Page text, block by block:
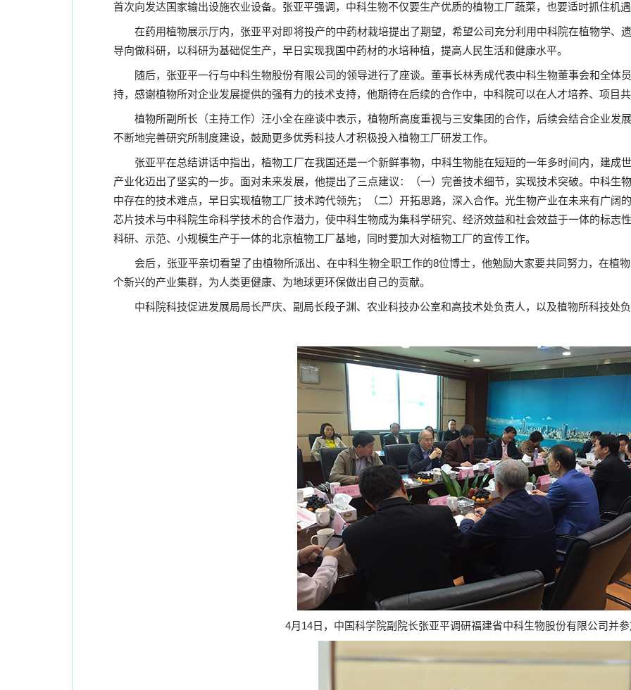
首次向发达国家输出设施农业设备。张亚平强调，中科生物不仅要生产优质的植物工厂蔬菜，也要适时抓住机
在药用植物展示厅内，张亚平对即将投产的中药材栽培提出了期望，希望公司充分利用中科院在植物学、
导向做科研，以科研为基础促生产，早日实现我国中药材的水培种植，提高人民生活和健康水平。
随后，张亚平一行与中科生物股份有限公司的领导进行了座谈。董事长林秀成代表中科生物董事会和全体
持，感谢植物所对企业发展提供的强有力的技术支持，他期待在后续的合作中，中科院可以在人才培养、项目
植物所副所长（主持工作）汪小全在座谈中表示，植物所高度重视与三安集团的合作，后续会结合企业发
不断地完善研究所制度建设，鼓励更多优秀科技人才积极投入植物工厂研发工作。
张亚平在总结讲话中指出，植物工厂在我国还是一个新鲜事物，中科生物能在短短的一年多时间内，建成
产业化迈出了坚实的一步。面对未来发展，他提出了三点建议：（一）完善技术细节，实现技术突破。中科生
中存在的技术难点，早日实现植物工厂技术跨代领先；（二）开拓思路，深入合作。光生物产业在未来有广阔
芯片技术与中科院生命科学技术的合作潜力，使中科生物成为集科学研究、经济效益和社会效益于一体的标志
科研、示范、小规模生产于一体的北京植物工厂基地，同时要加大对植物工厂的宣传工作。
会后，张亚平亲切看望了由植物所派出、在中科生物全职工作的8位博士，他勉励大家要共同努力，在植
个新兴的产业集群，为人类更健康、为地球更环保做出自己的贡献。
中科院科技促进发展局局长严庆、副局长段子渊、农业科技办公室和高技术处负责人，以及植物所科技处
4月 14日，中国科学院副院长张亚平调研福建省中科生物股份有限公司并